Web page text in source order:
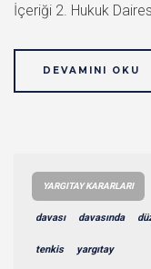
İçeriği 2. Hukuk
DEVAMINI OKU
YARGITAY KARARLARI
davası davasında
tenkis yargıtay